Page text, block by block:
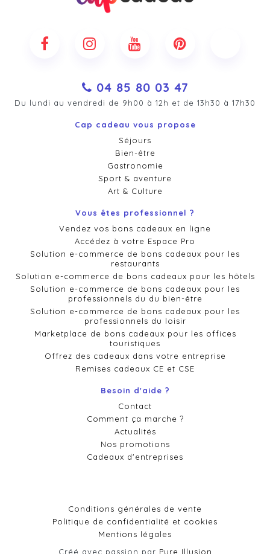
04 85 80 03 47
Du lundi au vendredi de 9h00 à 12h et de 13h30 à 17h30
Cap cadeau vous propose
Séjours
Bien-être
Gastronomie
Sport & aventure
Art & Culture
Vous êtes professionnel ?
Vendez vos bons cadeaux en ligne
Accédez à votre Espace Pro
Solution e-commerce de bons cadeaux pour les
restaurants
Solution e-commerce de bons cadeaux pour les hôtels
Solution e-commerce de bons cadeaux pour les
professionnels du du bien-être
Solution e-commerce de bons cadeaux pour les
professionnels du loisir
Marketplace de bons cadeaux pour les offices
touristiques
Offrez des cadeaux dans votre entreprise
Remises cadeaux CE et CSE
Besoin d'aide ?
Contact
Comment ça marche ?
Actualités
Nos promotions
Cadeaux d'entreprises
Conditions générales de vente
Politique de confidentialité et cookies
Mentions légales
Créé avec passion par Pure Illusion